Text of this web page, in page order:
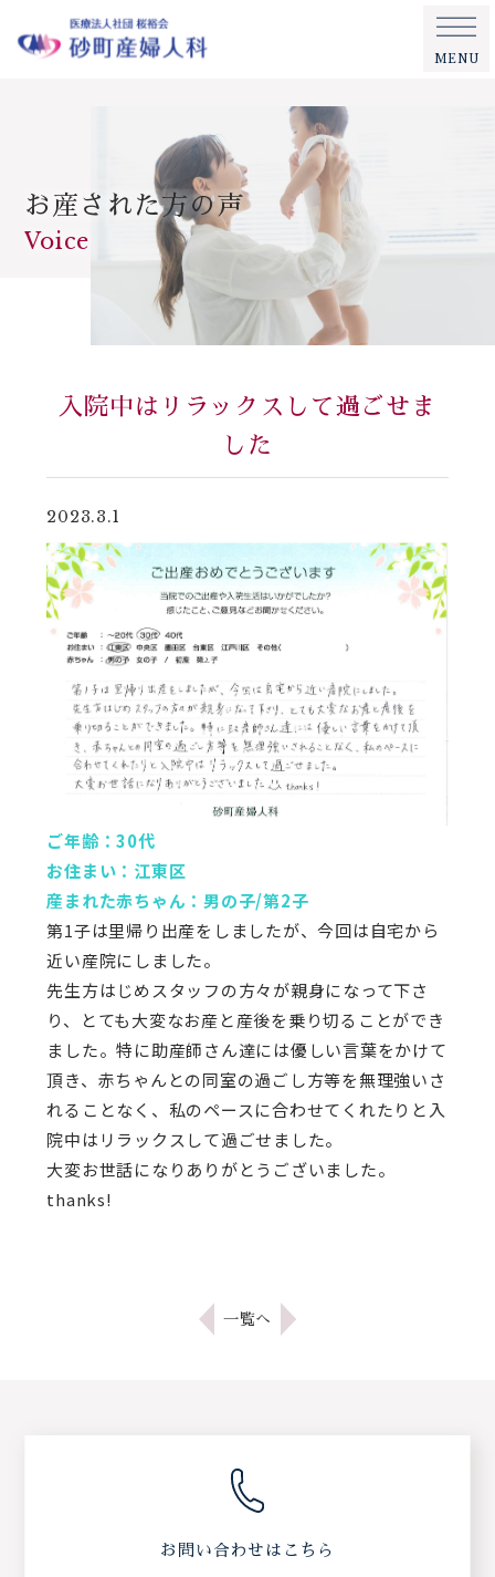
MENU
お産された方の声
Voice
入院中はリラックスして過ごせま
した
2023.3.1
ご年齢：30代
お住まい：江東区
産まれた赤ちゃん：男の子/第2子
第1子は里帰り出産をしましたが、今回は自宅から
近い産院にしました。
先生方はじめスタッフの方々が親身になって下さ
り、とても大変なお産と産後を乗り切ることができ
ました。特に助産師さん達には優しい言葉をかけて
頂き、赤ちゃんとの同室の過ごし方等を無理強いさ
れることなく、私のペースに合わせてくれたりと入
院中はリラックスして過ごせました。
大変お世話になりありがとうございました。
thanks!
一覧へ
お問い合わせはこちら